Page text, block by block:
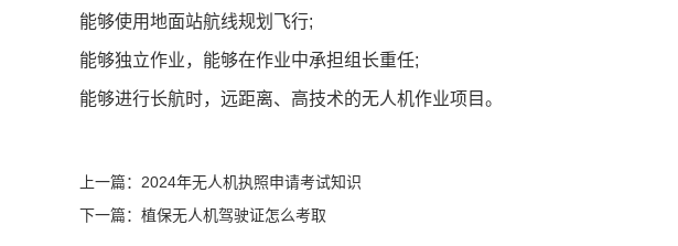
能够使用地面站航线规划飞行;
能够独立作业，能够在作业中承担组长重任;
能够进行长航时，远距离、高技术的无人机作业项目。
上一篇：2024年无人机执照申请考试知识
下一篇：植保无人机驾驶证怎么考取